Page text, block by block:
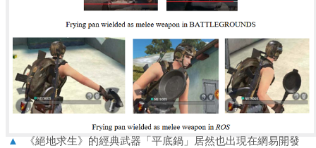
▲
《絕地求生》的經典武器「平底鍋」居然也出現在網易開發